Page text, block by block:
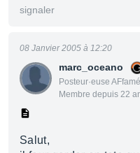
signaler
marc_oceano
Posteur·euse
Membre depuis 22
08 Janvier 2005 à 12:20
Salut,